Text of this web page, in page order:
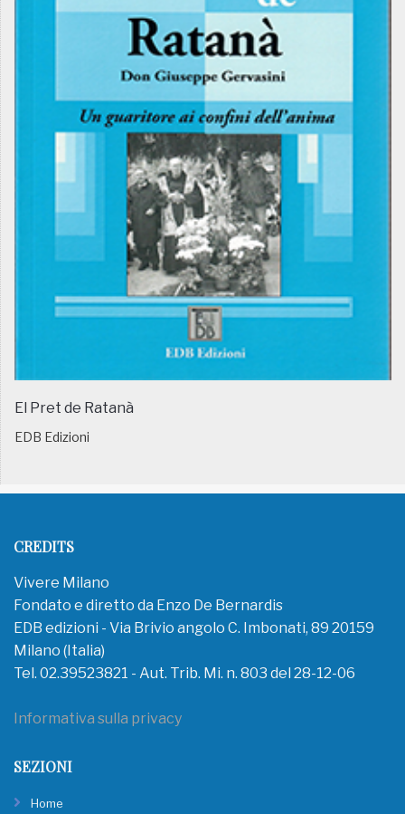
El Pret de Ratanà
EDB Edizioni
CREDITS
Vivere Milano
Fondato e diretto da Enzo De Bernardis
EDB edizioni - Via Brivio angolo C. Imbonati, 89 20159
Milano (Italia)
Tel. 02.39523821 - Aut. Trib. Mi. n. 803 del 28-12-06
Informativa sulla privacy
SEZIONI
Home